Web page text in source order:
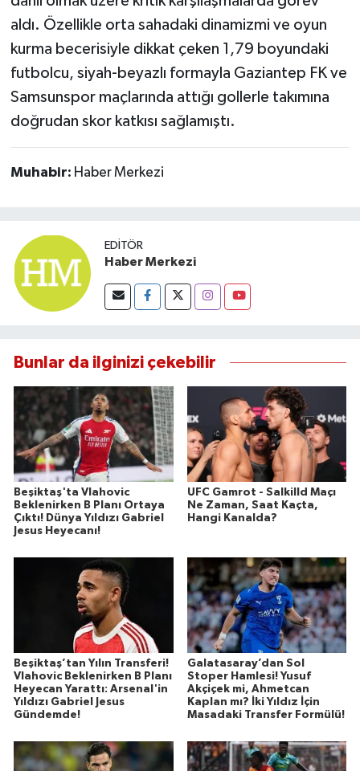
aldı. Özellikle orta sahadaki dinamizmi ve oyun
kurma becerisiyle dikkat çeken 1,79 boyundaki
futbolcu, siyah-beyazlı formayla Gaziantep FK ve
Samsunspor maçlarında attığı gollerle takımına
doğrudan skor katkısı sağlamıştı.
Muhabir: Haber Merkezi
EDITÖR
Haber Merkezi
Bunlar da ilginizi çekebilir
Beşiktaş'ta Vlahovic
Beklenirken B Planı Ortaya
Çıktı! Dünya Yıldızı Gabriel
Jesus Heyecanı!
UFC Gamrot - Salkilld Maçı
Ne Zaman, Saat Kaçta,
Hangi Kanalda?
Beşiktaş’tan Yılın Transferi!
Vlahovic Beklenirken B Planı
Heyecan Yarattı: Arsenal'in
Yıldızı Gabriel Jesus
Gündemde!
Galatasaray’dan Sol
Stoper Hamlesi! Yusuf
Akçiçek mi, Ahmetcan
Kaplan mı? İki Yıldız İçin
Masadaki Transfer Formülü!